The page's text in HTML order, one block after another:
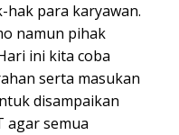
hak para karyawan.
namun pihak
ini kita coba
serta masukan
disampaikan
agar semua